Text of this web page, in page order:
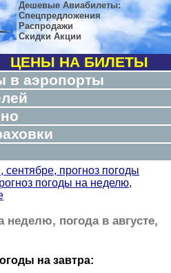
Дешевые Авиабилеты:
Спецпредложения
Распродажи
Скидки Акции
ЦЕНЫ НА БИЛЕТЫ
в аэропорты
сентябре, прогноз погоды
погоды на неделю,
неделю, погода в августе,
на завтра: